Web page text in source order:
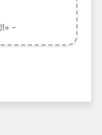
- «‎السلسلة الضعيفة» (10/ 586) -